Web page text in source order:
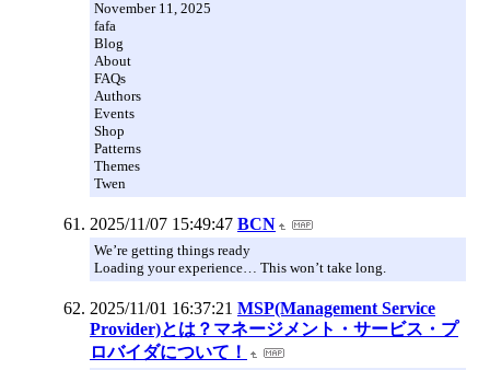
November 11, 2025
fafa
Blog
About
FAQs
Authors
Events
Shop
Patterns
Themes
Twen
2025/11/07 15:49:47 BCN
We’re getting things ready
Loading your experience… This won’t take long.
2025/11/01 16:37:21 MSP(Management Service
Provider)とは？マネージメント・サービス・プ
ロバイダについて！